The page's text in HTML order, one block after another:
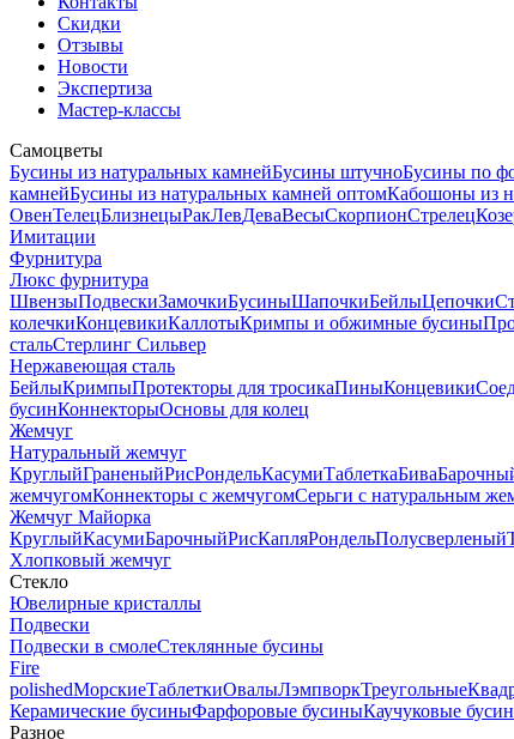
Скидки
Отзывы
Новости
Экспертиза
Мастер-классы
Самоцветы
Бусины из натуральных камнейБусины штучноБусины по
камнейБусины из натуральных камней оптомКабошоны из
ОвенТелецБлизнецыРакЛевДеваВесыСкорпионСтрелец
Имитации
Фурнитура
Люкс фурнитура
ШвензыПодвескиЗамочкиБусиныШапочкиБейлыЦепочки
колечкиКонцевикиКаллотыКримпы и обжимные бусины
стальСтерлинг Сильвер
Нержавеющая сталь
БейлыКримпыПротекторы для тросикаПиныКонцевики
бусинКоннекторыОсновы для колец
Жемчуг
Натуральный жемчуг
КруглыйГраненыйРисРондельКасумиТаблеткаБива
жемчугомКоннекторы с жемчугомСерьги с натуральным
Жемчуг Майорка
КруглыйКасумиБарочныйРисКапляРондельПолусверленый
Хлопковый жемчуг
Стекло
Ювелирные кристаллы
Подвески
Подвески в смолеСтеклянные бусины
Fire
polishedМорскиеТаблеткиОвалыЛэмпворкТреугольные
Керамические бусиныФарфоровые бусиныКаучуковые
Разное